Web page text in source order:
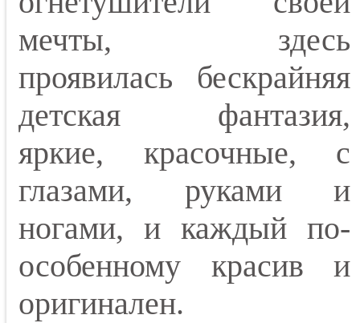
мечты, здесь
проявилась бескрайняя
детская фантазия,
яркие, красочные, с
глазами, руками и
ногами, и каждый по-
особенному красив и
оригинален.